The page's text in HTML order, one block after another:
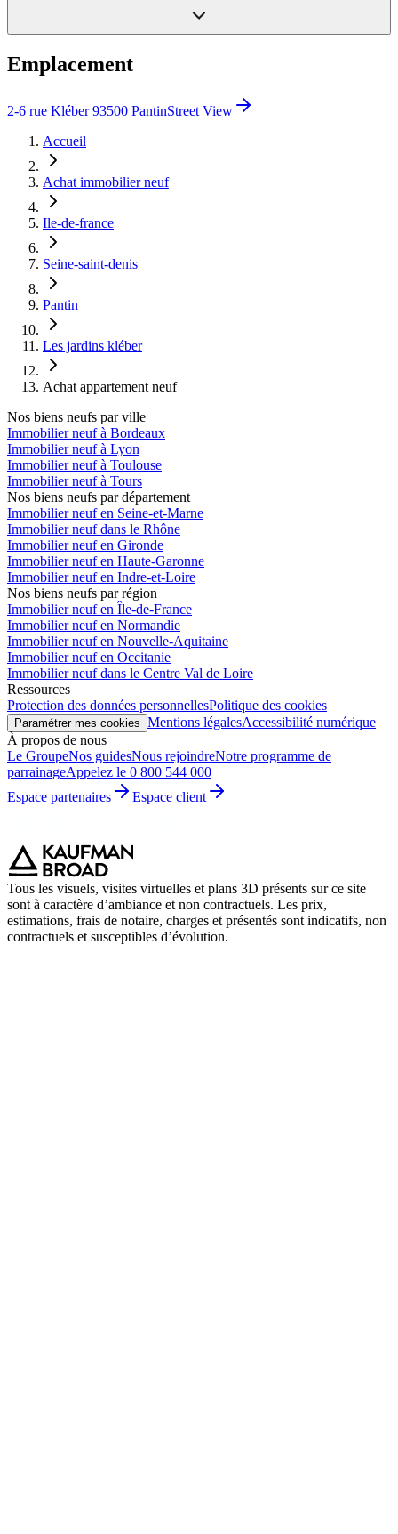
Emplacement
2-6 rue Kléber 93500 PantinStreet View
Accueil
Achat immobilier neuf
Ile-de-france
Seine-saint-denis
Pantin
Les jardins kléber
Achat appartement neuf
Nos biens neufs par ville
Immobilier neuf à Bordeaux
Immobilier neuf à Lyon
Immobilier neuf à Toulouse
Immobilier neuf à Tours
Nos biens neufs par département
Immobilier neuf en Seine-et-Marne
Immobilier neuf dans le Rhône
Immobilier neuf en Gironde
Immobilier neuf en Haute-Garonne
Immobilier neuf en Indre-et-Loire
Nos biens neufs par région
Immobilier neuf en Île-de-France
Immobilier neuf en Normandie
Immobilier neuf en Nouvelle-Aquitaine
Immobilier neuf en Occitanie
Immobilier neuf dans le Centre Val de Loire
Ressources
Protection des données personnellesPolitique des cookies
Paramétrer mes cookies Mentions légalesAccessibilité numérique
À propos de nous
Le GroupeNos guidesNous rejoindreNotre programme de
parrainageAppelez le 0 800 544 000
Espace partenaires
Espace client
Tous les visuels, visites virtuelles et plans 3D présents sur ce site
sont à caractère d’ambiance et non contractuels. Les prix,
estimations, frais de notaire, charges et présentés sont indicatifs, non
contractuels et susceptibles d’évolution.